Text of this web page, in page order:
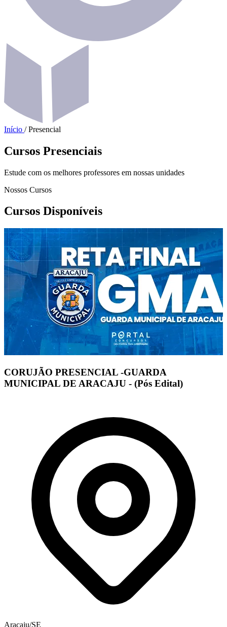
Início / Presencial
Cursos Presenciais
Estude com os melhores professores em nossas unidades
Nossos Cursos
Cursos Disponíveis
CORUJÃO PRESENCIAL -GUARDA
MUNICIPAL DE ARACAJU - (Pós Edital)
Aracaju/SE